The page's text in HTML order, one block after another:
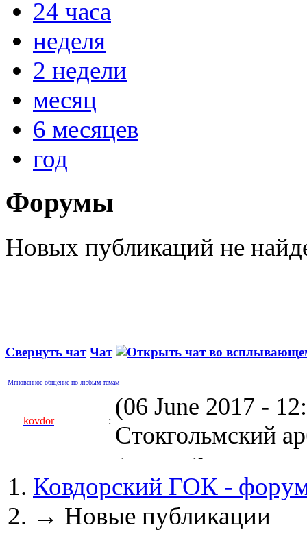
24 часа
неделя
2 недели
месяц
6 месяцев
год
Форумы
Новых публикаций не
Свернуть чат Чат
Мгновенное общение по любым темам
kovdor :
(06 June 2017 -
Стокгольмский
kovdor
(05 April 2017 -
пустили
(04 March 2017 -
Ковдорский ГОК -
→ Новые публикации